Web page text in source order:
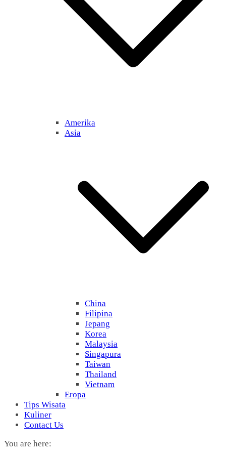
Amerika
Asia
China
Filipina
Jepang
Korea
Malaysia
Singapura
Taiwan
Thailand
Vietnam
Eropa
Tips Wisata
Kuliner
Contact Us
You are here: